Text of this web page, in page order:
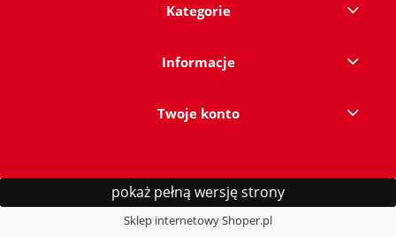
Kategorie
Informacje
Twoje konto
pokaż pełną wersję strony
Sklep internetowy Shoper.pl